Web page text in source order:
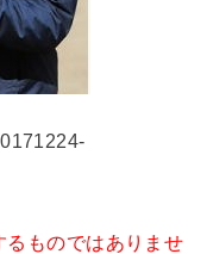
ものではありませ